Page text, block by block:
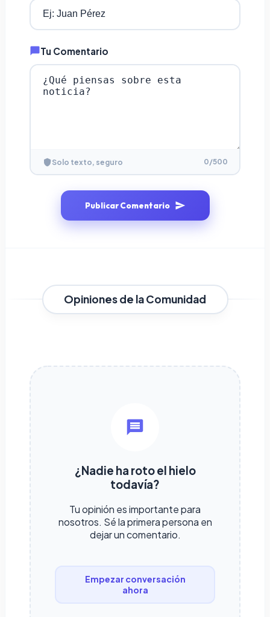
Tu Comentario
Solo texto, seguro 0/500
Publicar Comentario
Opiniones de la Comunidad
¿Nadie ha roto el hielo
todavía?
Tu opinión es importante para
nosotros. Sé la primera persona en
dejar un comentario.
Empezar conversación
ahora